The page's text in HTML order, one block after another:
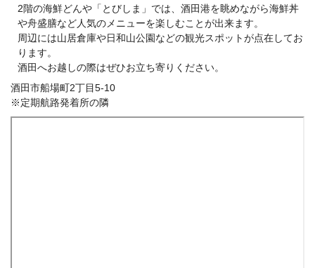
2階の海鮮どんや「とびしま」では、酒田港を眺めながら海鮮丼
や舟盛膳など人気のメニューを楽しむことが出来ます。
周辺には山居倉庫や日和山公園などの観光スポットが点在してお
ります。
酒田へお越しの際はぜひお立ち寄りください。
酒田市船場町2丁目5-10
※定期航路発着所の隣